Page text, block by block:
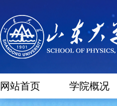
网站首页 学院概况